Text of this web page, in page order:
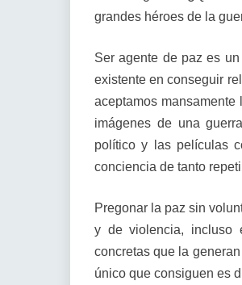
grandes héroes de la
Ser agente de paz es
existente en conseguir
aceptamos
imágenes de una
político y las películas
conciencia de tanto
Pregonar la paz sin
y de violencia, incluso
concretas que la
único que consiguen es